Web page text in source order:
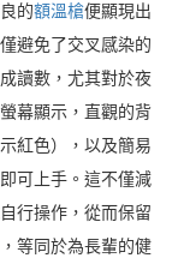
的額溫槍便顯現出
避免了交叉感染的
讀數，尤其對於夜
幕顯示，直觀的背
紅色），以及簡易
可上手。這不僅減
行操作，從而保留
，等同於為長輩的健